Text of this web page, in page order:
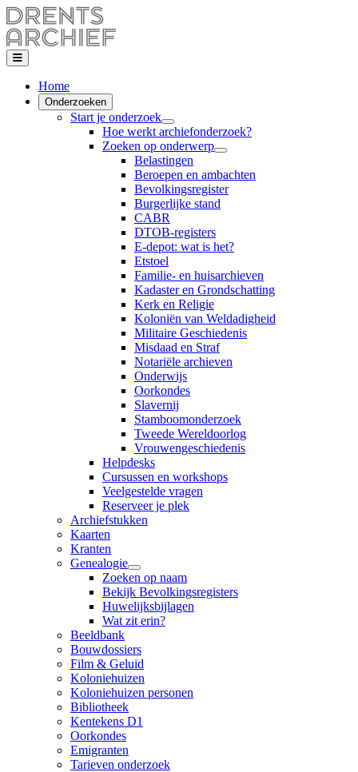
Home
Onderzoeken
Start je onderzoek
Hoe werkt archiefonderzoek?
Zoeken op onderwerp
Belastingen
Beroepen en ambachten
Bevolkingsregister
Burgerlijke stand
CABR
DTOB-registers
E-depot: wat is het?
Etstoel
Familie- en huisarchieven
Kadaster en Grondschatting
Kerk en Religie
Koloniën van Weldadigheid
Militaire Geschiedenis
Misdaad en Straf
Notariële archieven
Onderwijs
Oorkondes
Slavernij
Stamboomonderzoek
Tweede Wereldoorlog
Vrouwengeschiedenis
Helpdesks
Cursussen en workshops
Veelgestelde vragen
Reserveer je plek
Archiefstukken
Kaarten
Kranten
Genealogie
Zoeken op naam
Bekijk Bevolkingsregisters
Huwelijksbijlagen
Wat zit erin?
Beeldbank
Bouwdossiers
Film & Geluid
Koloniehuizen
Koloniehuizen personen
Bibliotheek
Kentekens D1
Oorkondes
Emigranten
Tarieven onderzoek